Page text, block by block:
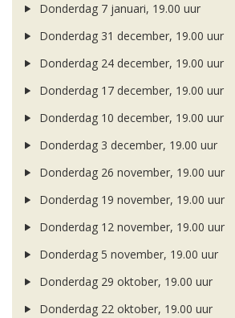
Donderdag 7 januari, 19.00 uur
Donderdag 31 december, 19.00 uur
Donderdag 24 december, 19.00 uur
Donderdag 17 december, 19.00 uur
Donderdag 10 december, 19.00 uur
Donderdag 3 december, 19.00 uur
Donderdag 26 november, 19.00 uur
Donderdag 19 november, 19.00 uur
Donderdag 12 november, 19.00 uur
Donderdag 5 november, 19.00 uur
Donderdag 29 oktober, 19.00 uur
Donderdag 22 oktober, 19.00 uur